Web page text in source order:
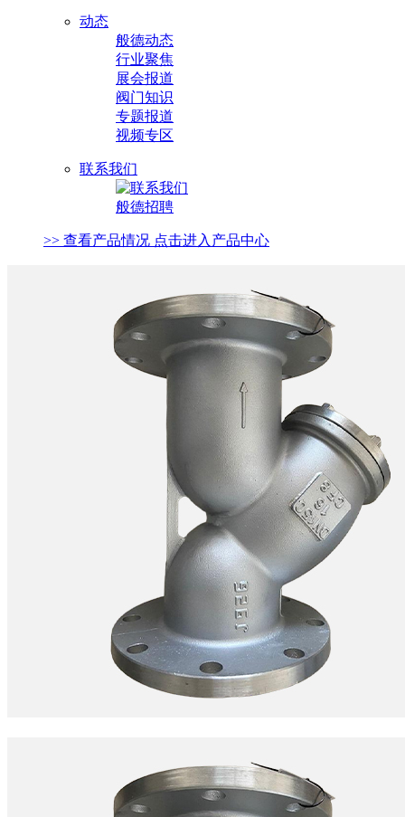
动态
般德动态
行业聚焦
展会报道
阀门知识
专题报道
视频专区
联系我们
般德招聘
>> 查看产品情况 点击进入产品中心